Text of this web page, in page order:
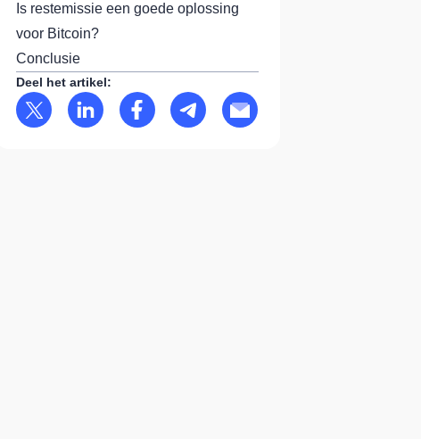
Is restemissie een goede oplossing
voor Bitcoin?
Conclusie
Deel het artikel: